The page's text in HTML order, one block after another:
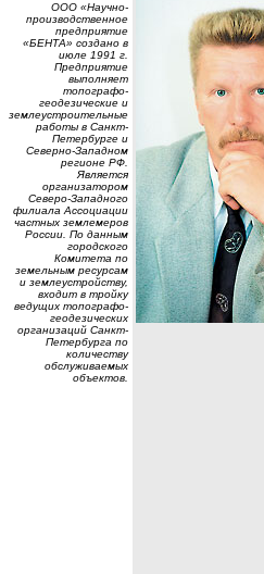
ООО «Научно-
производственное
предприятие
«БЕНТА» создано в
июле 1991 г.
Предприятие
выполняет
топографо-
геодезические и
землеустроительные
работы в Санкт-
Петербурге и
Северно-Западном
регионе РФ.
Является
организатором
Северо-Западного
филиала Ассоциации
частных землемеров
России. По данным
городского
Комитета по
земельным ресурсам
и землеустройству,
входит в тройку
ведущих топографо-
геодезических
организаций Санкт-
Петербурга по
количеству
обслуживаемых
объектов.